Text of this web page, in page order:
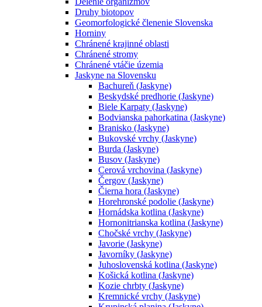
Druhy biotopov
Geomorfologické členenie Slovenska
Horniny
Chránené krajinné oblasti
Chránené stromy
Chránené vtáčie územia
Jaskyne na Slovensku
Bachureň (Jaskyne)
Beskydské predhorie (Jaskyne)
Biele Karpaty (Jaskyne)
Bodvianska pahorkatina (Jaskyne)
Branisko (Jaskyne)
Bukovské vrchy (Jaskyne)
Burda (Jaskyne)
Busov (Jaskyne)
Cerová vrchovina (Jaskyne)
Čergov (Jaskyne)
Čierna hora (Jaskyne)
Horehronské podolie (Jaskyne)
Hornádska kotlina (Jaskyne)
Hornonitrianska kotlina (Jaskyne)
Chočské vrchy (Jaskyne)
Javorie (Jaskyne)
Javorníky (Jaskyne)
Juhoslovenská kotlina (Jaskyne)
Košická kotlina (Jaskyne)
Kozie chrbty (Jaskyne)
Kremnické vrchy (Jaskyne)